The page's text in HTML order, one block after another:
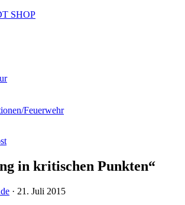
SHOP
Feuerwehr
in kritischen Punkten“
· 21. Juli 2015